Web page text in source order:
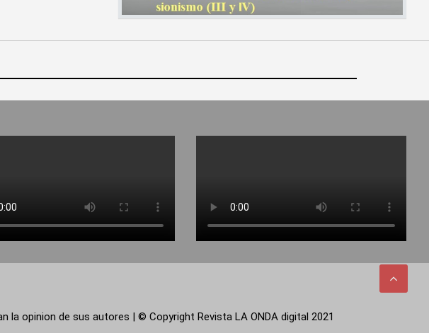
la opinion de sus autores | © Copyright Revista LA ONDA digital 2021